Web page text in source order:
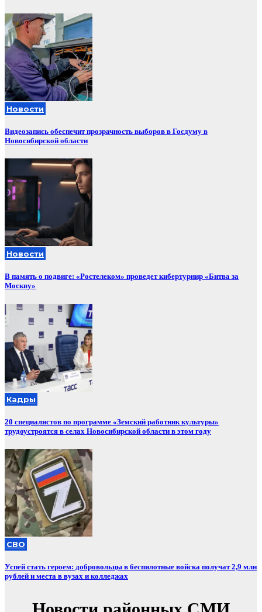
Новости
Видеозапись обеспечит прозрачность выборов в Госдуму в
Новосибирской области
Новости
В память о подвиге: «Ростелеком» проведет кибертурнир «Битва за
Москву»
Кадры
20 специалистов по программе «Земский работник культуры»
трудоустроятся в селах Новосибирской области в этом году
СВО
Успей стать героем: добровольцы в беспилотные войска получат 2,9 млн
рублей и места в вузах и колледжах